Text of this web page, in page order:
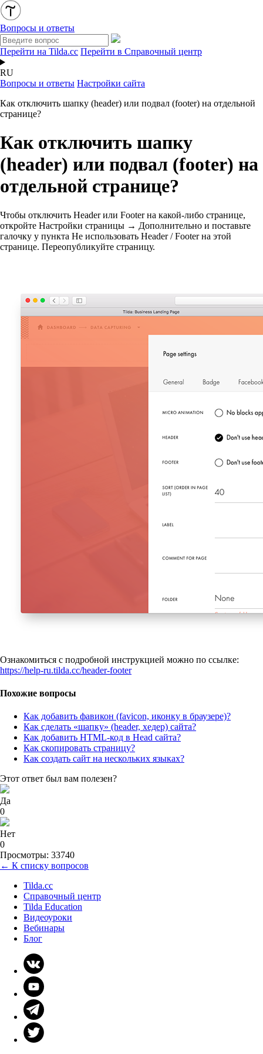
Вопросы и ответы
Перейти на Tilda.cc Перейти в Справочный центр
RU
Вопросы и ответы Настройки сайта
Как отключить шапку (header) или подвал (footer) на отдельной
странице?
Как отключить шапку
(header) или подвал (footer) на
отдельной странице?
Чтобы отключить Header или Footer на какой-либо странице,
откройте Настройки страницы → Дополнительно и поставьте
галочку у пункта Не использовать Header / Footer на этой
странице. Переопубликуйте страницу.
Ознакомиться с подробной инструкцией можно по ссылке:
https://help-ru.tilda.cc/header-footer
Похожие вопросы
Как добавить фавикон (favicon, иконку в браузере)?
Как сделать «шапку» (header, хедер) сайта?
Как добавить HTML-код в Head сайта?
Как скопировать страницу?
Как создать сайт на нескольких языках?
Этот ответ был вам полезен?
Да
0
Нет
0
Просмотры: 33740
← К списку вопросов
Tilda.cc
Справочный центр
Tilda Education
Видеоуроки
Вебинары
Блог